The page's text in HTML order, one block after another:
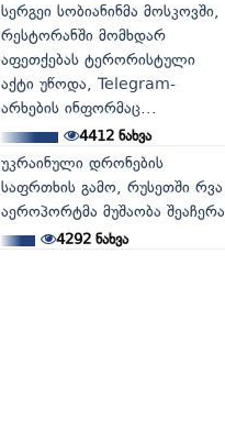
სერგეი სობიანინმა მოსკოვში,
რესტორანში მომხდარ
აფეთქებას ტერორისტული
აქტი უწოდა, Telegram-
არხების ინფორმაც...
4412ნახვა
უკრაინული დრონების
საფრთხის გამო, რუსეთში რვა
აეროპორტმა მუშაობა შეაჩერა
4292 ნახვა